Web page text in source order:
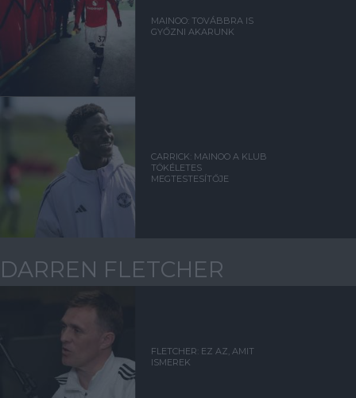
MAINOO: TOVÁBBRA IS
GYŐZNI AKARUNK
CARRICK: MAINOO A KLUB
TÖKÉLETES
MEGTESTESÍTŐJE
DARREN FLETCHER
FLETCHER: EZ AZ, AMIT
ISMEREK